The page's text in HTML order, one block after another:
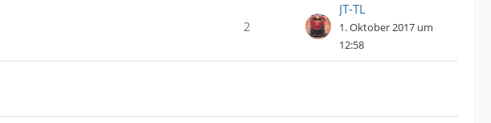
2
JT-TL
1. Oktober 2017 um
12:58